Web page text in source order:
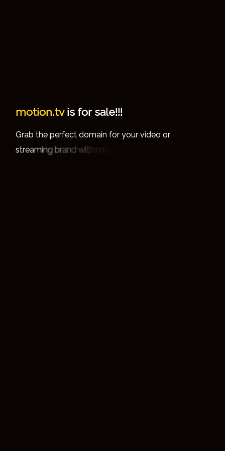
motion.tv is for sale!!!
Grab the perfect domain for your video or
streamingbrand wit